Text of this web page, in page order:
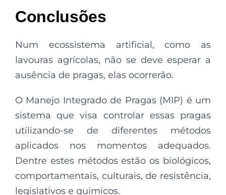
Conclusões
Num ecossistema artificial, como as
lavouras agrícolas, não se deve esperar a
ausência de pragas, elas ocorrerão.
O Manejo Integrado de Pragas (MIP) é um
sistema que visa controlar essas pragas
utilizando-se de diferentes métodos
aplicados nos momentos adequados.
Dentre estes métodos estão os biológicos,
comportamentais, culturais, de resistência,
legislativos e químicos.